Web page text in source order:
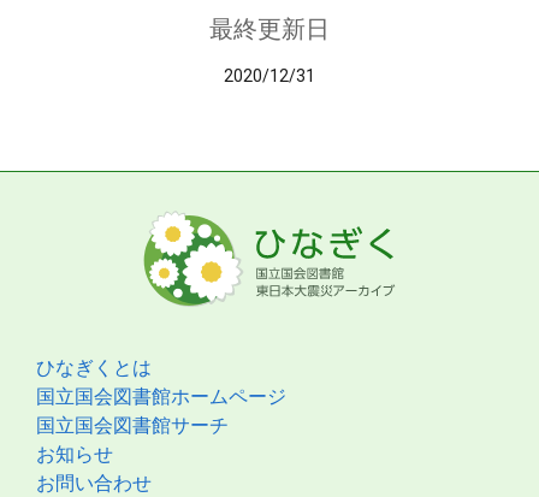
最終更新日
2020/12/31
ひなぎくとは
国立国会図書館ホームページ
国立国会図書館サーチ
お知らせ
お問い合わせ